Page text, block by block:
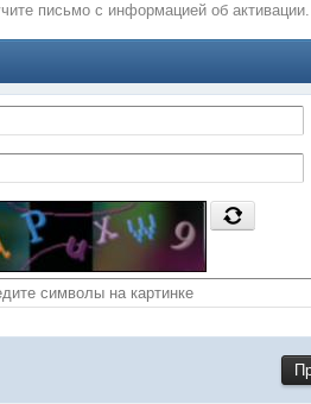
письмо с информацией об